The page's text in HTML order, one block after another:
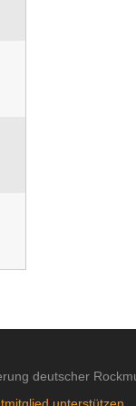
deutscher